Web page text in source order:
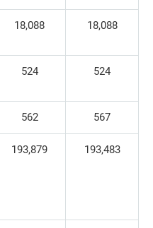
18,088 18,088
524 524
562 567
193,879 193,483